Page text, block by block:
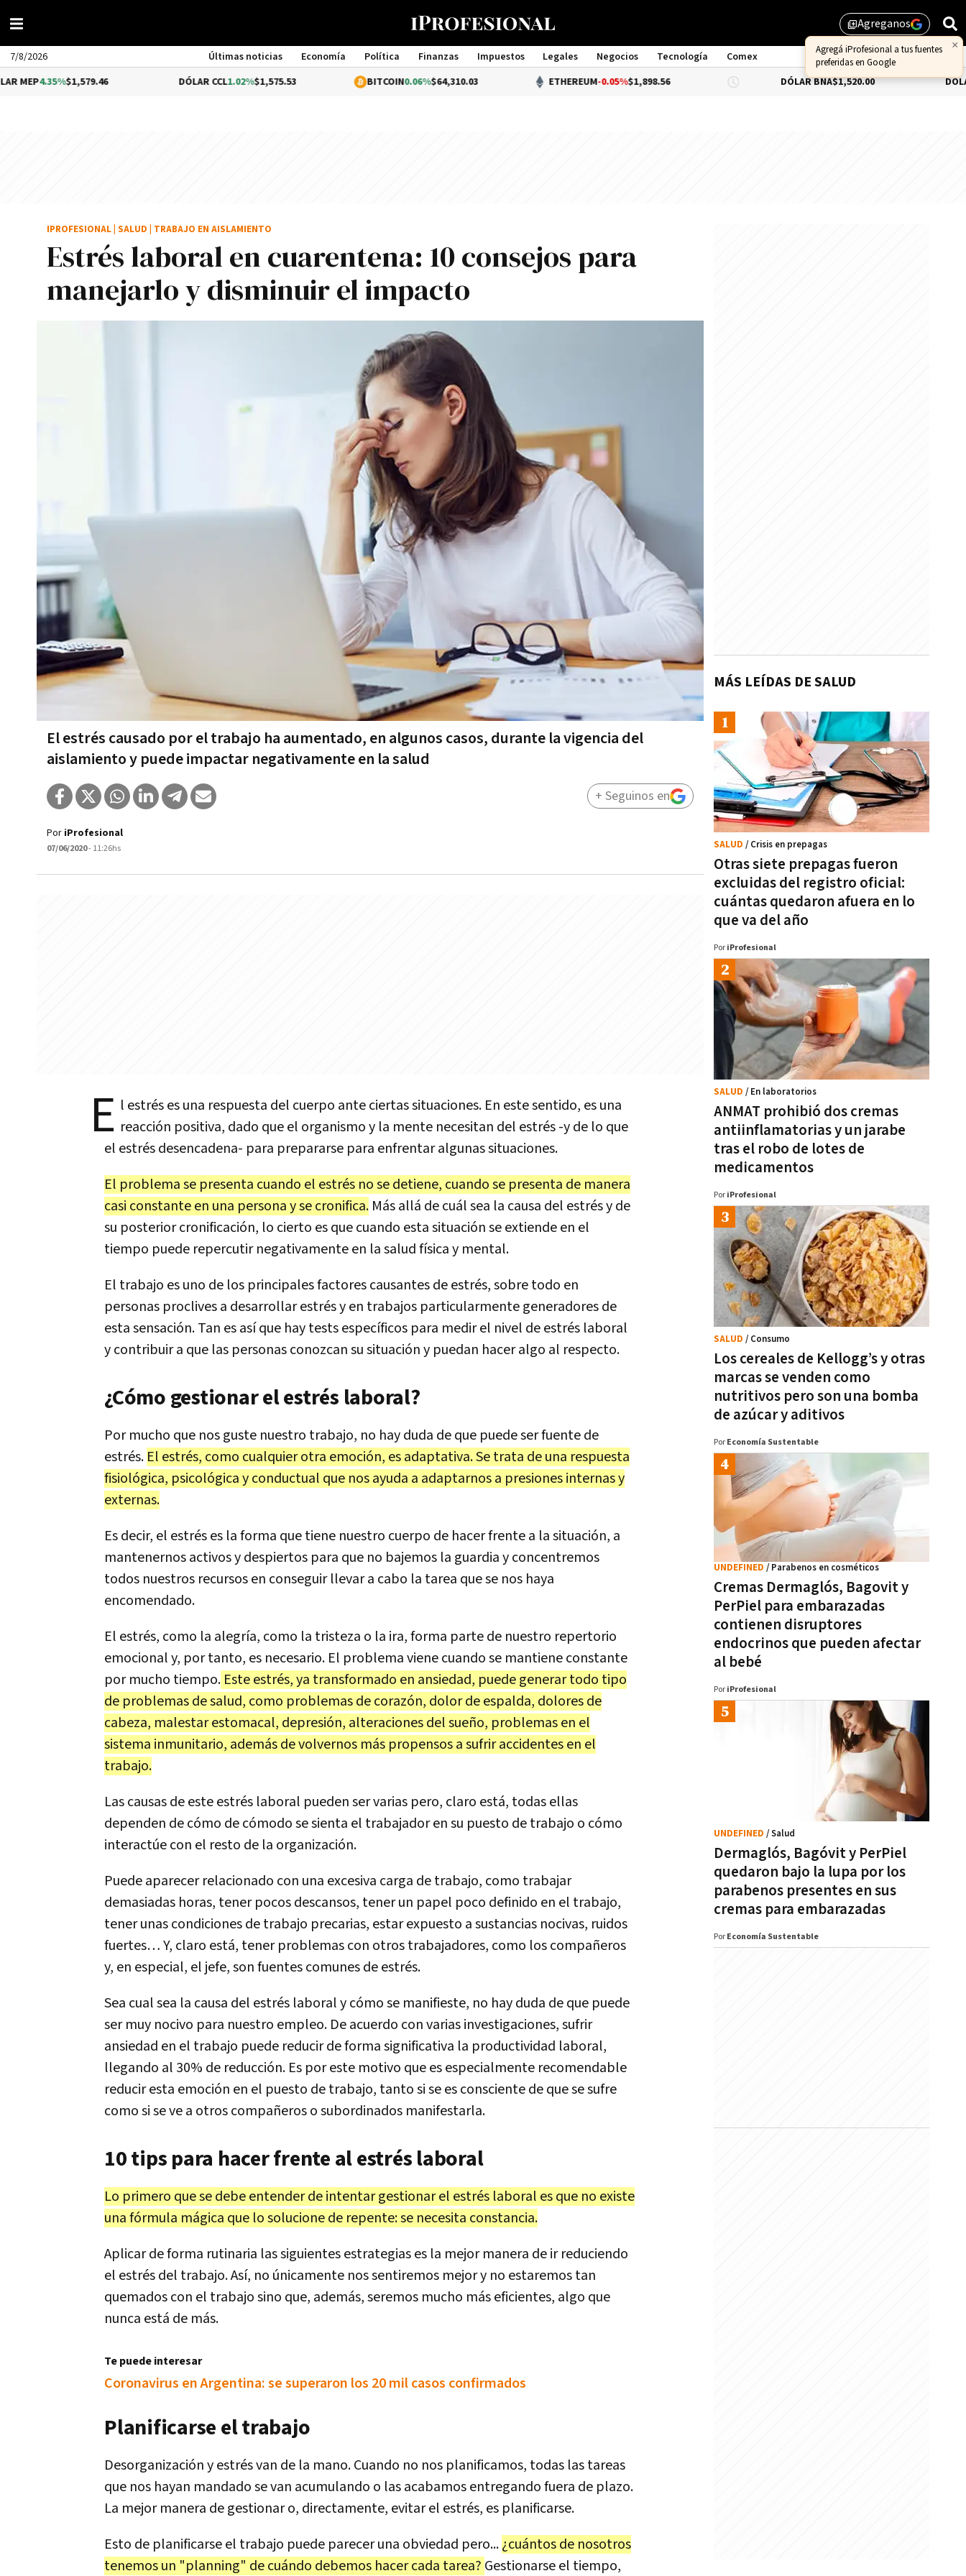
library_addAgreganos
×
Agregá iProfesional a tus fuentes
preferidas en Google
7/8/2026 Últimas noticias Economía Política Finanzas Impuestos Legales Negocios Tecnología
Comex
Management
$1,579.46 1.02%$1,575.53 BITCOIN0.06%$64,310.03 ETHEREUM -0.05%$1,898.56 DÓLAR BNA$1,520.00 DÓLAR BLUE-
Estrés laboral en cuarentena: 10 consejos para
manejarlo y disminuir el impacto
El estrés causado por el trabajo ha aumentado, en algunos casos, durante la vigencia del
aislamiento y puede impactar negativamente en la salud
IPROFESIONAL SALUD TRABAJO EN AISLAMIENTO
Por iProfesional
07/06/2020- 11:26hs
+ Seguinos en
E l estrés es una respuesta del cuerpo ante ciertas situaciones. En este sentido, es una
reacción positiva, dado que el organismo y la mente necesitan del estrés -y de lo que
el estrés desencadena- para prepararse para enfrentar algunas situaciones.
El problema se presenta cuando el estrés no se detiene, cuando se presenta de manera
casi constante en una persona y se cronifica. Más allá de cuál sea la causa del estrés y de
su posterior cronificación, lo cierto es que cuando esta situación se extiende en el
tiempo puede repercutir negativamente en la salud física y mental.
El trabajo es uno de los principales factores causantes de estrés, sobre todo en
personas proclives a desarrollar estrés y en trabajos particularmente generadores de
esta sensación. Tan es así que hay tests específicos para medir el nivel de estrés laboral
y contribuir a que las personas conozcan su situación y puedan hacer algo al respecto.
¿Cómo gestionar el estrés laboral?
Por mucho que nos guste nuestro trabajo, no hay duda de que puede ser fuente de
estrés. El estrés, como cualquier otra emoción, es adaptativa. Se trata de una respuesta
fisiológica, psicológica y conductual que nos ayuda a adaptarnos a presiones internas y
externas.
Es decir, el estrés es la forma que tiene nuestro cuerpo de hacer frente a la situación, a
mantenernos activos y despiertos para que no bajemos la guardia y concentremos
todos nuestros recursos en conseguir llevar a cabo la tarea que se nos haya
encomendado.
El estrés, como la alegría, como la tristeza o la ira, forma parte de nuestro repertorio
emocional y, por tanto, es necesario. El problema viene cuando se mantiene constante
por mucho tiempo. Este estrés, ya transformado en ansiedad, puede generar todo tipo
de problemas de salud, como problemas de corazón, dolor de espalda, dolores de
cabeza, malestar estomacal, depresión, alteraciones del sueño, problemas en el
sistema inmunitario, además de volvernos más propensos a sufrir accidentes en el
trabajo.
Las causas de este estrés laboral pueden ser varias pero, claro está, todas ellas
dependen de cómo de cómodo se sienta el trabajador en su puesto de trabajo o cómo
interactúe con el resto de la organización.
Puede aparecer relacionado con una excesiva carga de trabajo, como trabajar
demasiadas horas, tener pocos descansos, tener un papel poco definido en el trabajo,
tener unas condiciones de trabajo precarias, estar expuesto a sustancias nocivas, ruidos
fuertes… Y, claro está, tener problemas con otros trabajadores, como los compañeros
y, en especial, el jefe, son fuentes comunes de estrés.
Sea cual sea la causa del estrés laboral y cómo se manifieste, no hay duda de que puede
ser muy nocivo para nuestro empleo. De acuerdo con varias investigaciones, sufrir
ansiedad en el trabajo puede reducir de forma significativa la productividad laboral,
llegando al 30% de reducción. Es por este motivo que es especialmente recomendable
reducir esta emoción en el puesto de trabajo, tanto si se es consciente de que se sufre
como si se ve a otros compañeros o subordinados manifestarla.
10 tips para hacer frente al estrés laboral
Lo primero que se debe entender de intentar gestionar el estrés laboral es que no existe
una fórmula mágica que lo solucione de repente: se necesita constancia.
Aplicar de forma rutinaria las siguientes estrategias es la mejor manera de ir reduciendo
el estrés del trabajo. Así, no únicamente nos sentiremos mejor y no estaremos tan
quemados con el trabajo sino que, además, seremos mucho más eficientes, algo que
nunca está de más.
Te puede interesar
Coronavirus en Argentina: se superaron los 20 mil casos confirmados
Planificarse el trabajo
Desorganización y estrés van de la mano. Cuando no nos planificamos, todas las tareas
que nos hayan mandado se van acumulando o las acabamos entregando fuera de plazo.
La mejor manera de gestionar o, directamente, evitar el estrés, es planificarse.
Esto de planificarse el trabajo puede parecer una obviedad pero...¿cuántos de nosotros
tenemos un "planning" de cuándo debemos hacer cada tarea? Gestionarse el tiempo,
MÁS LEÍDAS DE SALUD
Otras siete prepagas fueron
excluidas del registro oficial:
cuántas quedaron afuera en lo
que va del año
SALUD / Crisis en prepagas
Por iProfesional
ANMAT prohibió dos cremas
antiinflamatorias y un jarabe
tras el robo de lotes de
medicamentos
SALUD / En laboratorios
Por iProfesional
Los cereales de Kellogg’s y otras
marcas se venden como
nutritivos pero son una bomba
de azúcar y aditivos
SALUD / Consumo
Por Economía Sustentable
Cremas Dermaglós, Bagovit y
PerPiel para embarazadas
contienen disruptores
endocrinos que pueden afectar
al bebé
UNDEFINED / Parabenos en cosméticos
Por iProfesional
Dermaglós, Bagóvit y PerPiel
quedaron bajo la lupa por los
parabenos presentes en sus
cremas para embarazadas
UNDEFINED / Salud
Por Economía Sustentable